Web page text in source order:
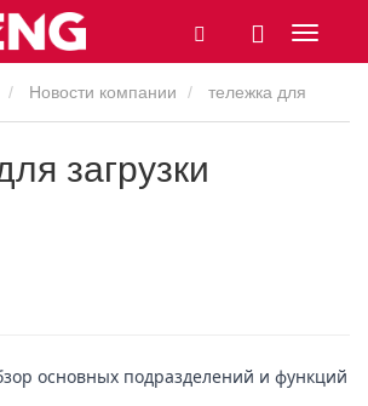
Новости компании
загрузки
основных подразделений и функций